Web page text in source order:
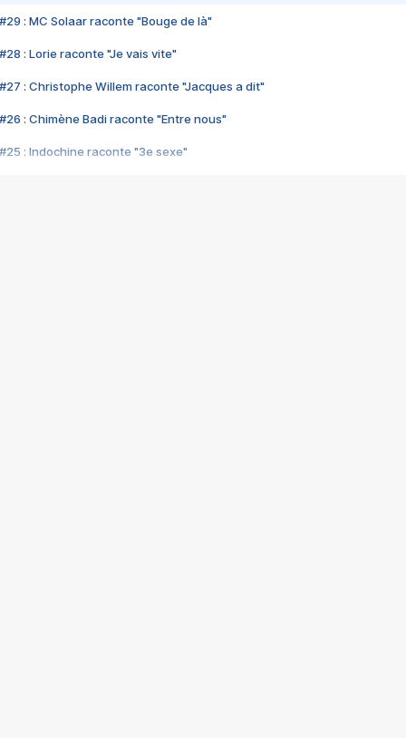
#29 : MC Solaar raconte "Bouge de là"
#28 : Lorie raconte "Je vais vite"
#27 : Christophe Willem raconte "Jacques a dit"
#26 : Chimène Badi raconte "Entre nous"
#25 : Indochine raconte "3e sexe"